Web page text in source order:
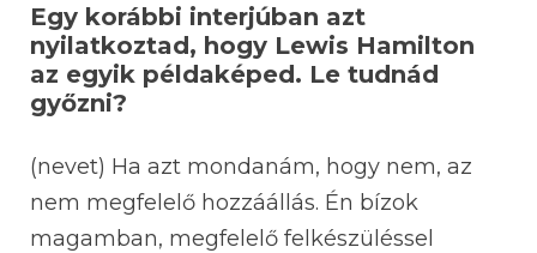
Egy korábbi interjúban azt
nyilatkoztad, hogy Lewis Hamilton
az egyik példaképed. Le tudnád
győzni?
(nevet) Ha azt mondanám, hogy nem, az
nem megfelelő hozzáállás. Én bízok
magamban, megfelelő felkészüléssel